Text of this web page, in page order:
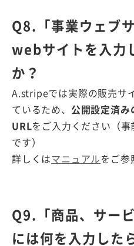
Q8.「事業ウェブ
webサイトを入力
か？
A.stripeでは実際の販売サ
ているため、 公開設定済み
URL をご入力ください（
です）
詳しくはマニュアルをご参
Q9.「商品、サー
には何を入力した